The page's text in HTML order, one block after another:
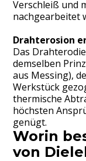
Verschleiß und
nachgearbeitet
Drahterosion
Das
demselben
aus Messing),
Werkstück
thermische
höchsten
genügt.
Worin
von